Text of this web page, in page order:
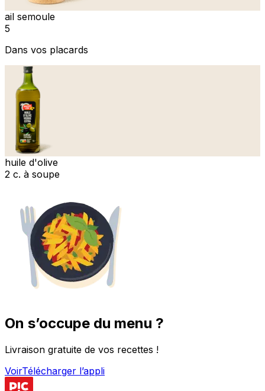
ail semoule
5
Dans vos placards
huile d'olive
2 c. à soupe
On s’occupe du menu ?
Livraison gratuite de vos recettes !
VoirTélécharger l’appli